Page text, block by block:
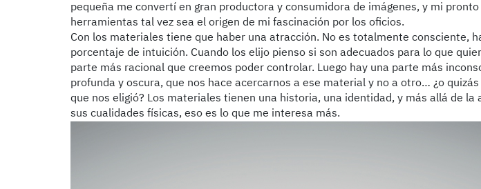
pequeña me convertí en gran productora y consumidora de imágenes, y mi
herramientas tal vez sea el origen de mi fascinación por los oficios.
Con los materiales tiene que haber una atracción. No es totalmente consciente,
porcentaje de intuición. Cuando los elijo pienso si son adecuados para lo que
parte más racional que creemos poder controlar. Luego hay una parte más
profunda y oscura, que nos hace acercarnos a ese material y no a otro… ¿o
que nos eligió? Los materiales tienen una historia, una identidad, y más allá de la
sus cualidades físicas, eso es lo que me interesa más.